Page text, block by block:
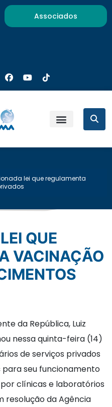
Associados
lei que regulamenta
VACINAÇÃO
da República, Luiz
nessa quinta-feira (14)
de serviços privados
seu funcionamento
clínicas e laboratórios
resolução da Agência